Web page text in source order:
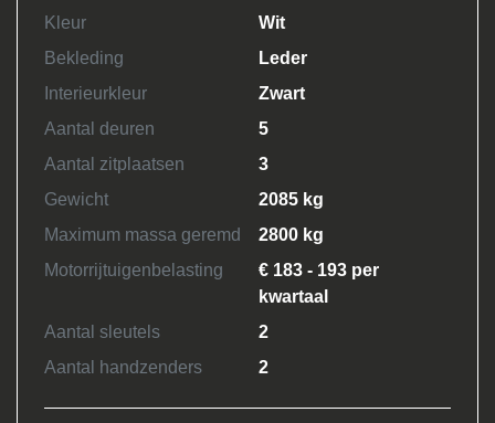
Kleur
Wit
Bekleding
Leder
Interieurkleur
Zwart
Aantal deuren
5
Aantal zitplaatsen
3
Gewicht
2085 kg
Maximum massa geremd
2800 kg
Motorrijtuigenbelasting
€ 183 - 193 per
kwartaal
Aantal sleutels
2
Aantal handzenders
2